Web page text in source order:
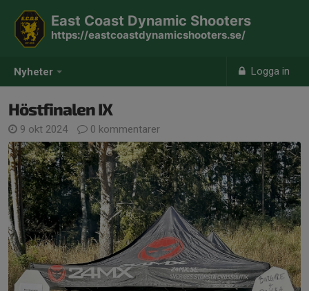
Nyheter Logga in
East Coast Dynamic Shooters
https://eastcoastdynamicshooters.se/
Höstfinalen IX
9 okt 2024 0 kommentarer